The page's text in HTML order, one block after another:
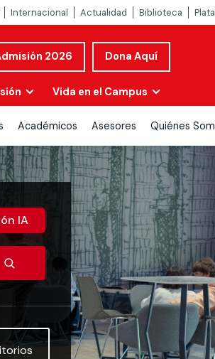
Internacional Actualidad Biblioteca
2026 Dona Aquí
Vida en el Campus
Académicos Asesores Quiénes
IA